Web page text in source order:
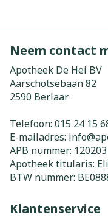
Neem contact
Apotheek De Hei BV
Aarschotsebaan 82
2590 Berlaar
Telefoon: 015 24 15
E-mailadres: info@
APB nummer: 120203
Apotheek titularis:
BTW nummer:
Klantenservice